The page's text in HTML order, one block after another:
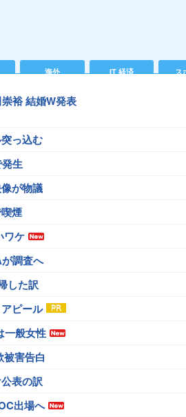
海外 IT 経済 ス
裕 結婚W発表
っ込む
生
が物議
煙
ワケ
調査へ
した訳
ピール
一般女性
被害告白
表の訳
出場へ